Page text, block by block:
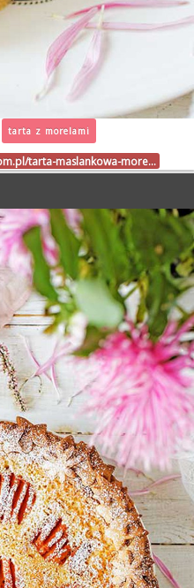
tarta z morelami
tarta-maslankowa-more…